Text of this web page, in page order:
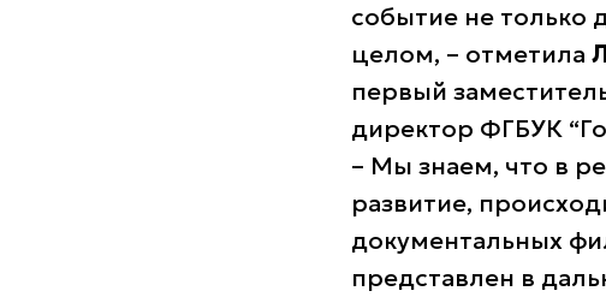
событие не только
целом, – отметила
первый
директор ФГБУК
– Мы знаем, что в
развитие,
документальных
представлен в